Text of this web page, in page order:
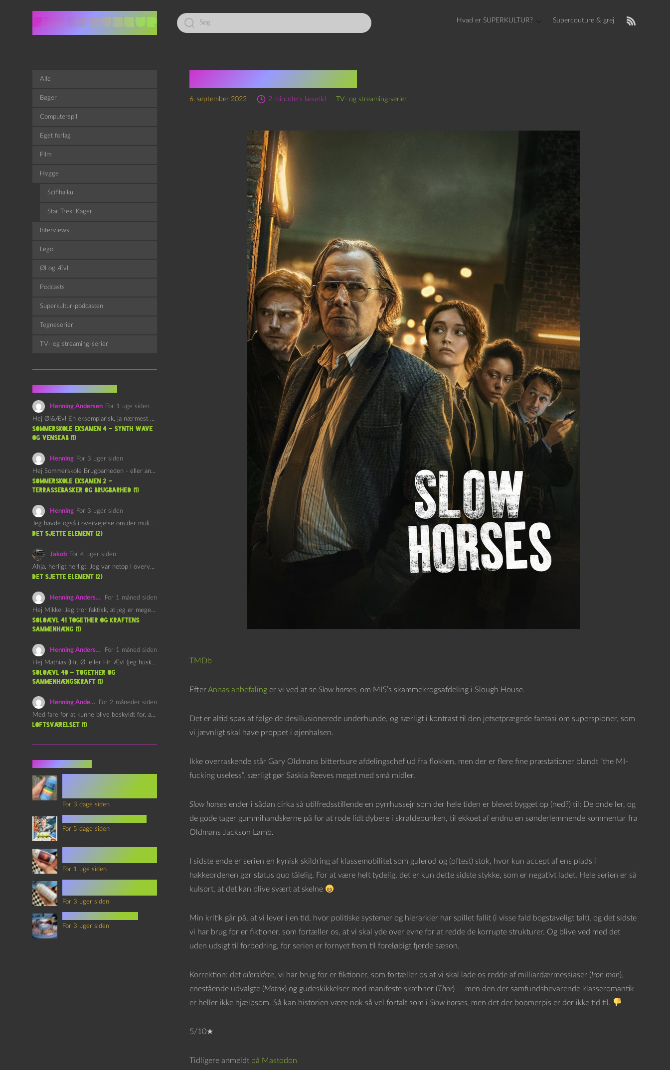
Led
efter:
Hvad er SUPERKULTUR? Supercouture & grej
6. september 2022 2 minutters læsetid TV- og streaming-serier
TMDb
EfterAnnas anbefalinger vi ved at se Slow horses, om MI5’s skammekrogsafdeling i Slough House.
Det er altid spas at følge de desillusionerede underhunde, og særligt i kontrast til den jetsetprægede fantasi om superspioner, som
vi jævnligt skal have proppet i øjenhalsen.
Ikke overraskende står Gary Oldmans bittertsure afdelingschef ud fra flokken, men der er flere fine præstationer blandt “the MI-
fucking useless”, særligt gør Saskia Reeves meget med små midler.
Slow horsesender i sådan cirka så utilfredsstillende en pyrrhussejr som der hele tiden er blevet bygget op (ned?) til: De onde ler, og
de gode tager gummihandskerne på for at rode lidt dybere i skraldebunken, til ekkoet af endnu en sønderlemmende kommentar fra
Oldmans Jackson Lamb.
I sidste ende er serien en kynisk skildring af klassemobilitet som gulerod og (oftest) stok, hvor kun accept af ens plads i
hakkeordenen gør status quo tålelig. For at være helt tydelig, det er kun dette sidste stykke, som er negativt ladet. Hele serien er så
kulsort, at det kan blive svært at skelne
Min kritik går på, at vi lever i en tid, hvor politiske systemer og hierarkier har spillet fallit (i visse fald bogstaveligt talt), og det sidste
vi har brug for er fiktioner, som fortæller os, at vi skal yde over evne for at redde de korrupte strukturer. Og blive ved med det
uden udsigt til forbedring, for serien er fornyet frem til foreløbigt fjerde sæson.
Korrektion: det allersidste, vi har brug for er fiktioner, som fortæller os at vi skal lade os redde af milliardærmessiaser (Iron man),
enestående udvalgte (Matrix) og gudeskikkelser med manifeste skæbner (Thor) — men den der samfundsbevarende klasseromantik
er heller ikke hjælpsom. Så kan historien være nok så vel fortalt som i Slow horses, men det der boomerpis er der ikke tid til.
5/10★
Tidligere anmeldt på Mastodon
Alle
Bøger
Computerspil
Eget forlag
Film
Hygge
Scifihaiku
Star Trek: Kager
Interviews
Lego
Øl og Ævl
Podcasts
Superkultur-podcasten
Tegneserier
TV- og streaming-serier
Henning Andersen For 1 uge siden
Hej Øl&Ævl En eksemplarisk, ja nærmest yndefuld, afslutning på SOMMERSKOLEN.…
Sommerskole Eksamen 4 – Synth Wave
og Venskab (1)
Henning For 3 uger siden
Hej Sommerskole Brugbarheden - eller anvendeligheden - af "Øl&Ævl" er…
Sommerskole Eksamen 2 –
Terrassebasker og Brugbarhed (1)
Henning For 3 uger siden
Jeg havde også i overvejelse om der muligvis kunne være…
det sjette element (2)
Jakob For 4 uger siden
Ahja, herligt herligt. Jeg var netop I overvejelser om at…
det sjette element (2)
Henning Andersen
For 1 måned siden
Hej Mikkel Jeg tror faktisk, at jeg er meget enig…
Soloævl 41 Together og Kraftens
Sammenhæng (1)
Henning Andersen
For 1 måned siden
Hej Mathias (Hr. Øl eller Hr. Ævl (jeg husker ikke…
Soloævl 40 – Together og
sammenhængskraft (1)
Henning Andersen
For 2 måneder siden
Med fare for at kunne blive beskyldt for, at være…
Loftsværelset (1)
For 3 dage siden
For 5 dage siden
For 1 uge siden
For 3 uger siden
For 3 uger siden